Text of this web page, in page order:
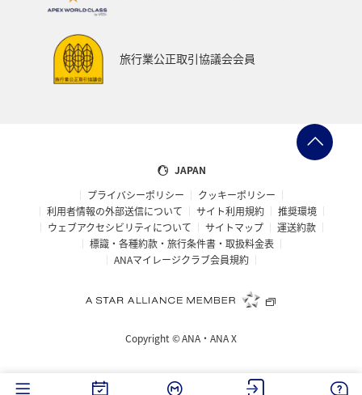
旅行業公正取引協議会会員
JAPAN
プライバシーポリシー
クッキーポリシー
利用者情報の外部送信について
サイト利用規約
推奨環境
ウェブアクセシビリティについて
サイトマップ
運送約款
標識・各種約款・旅行条件書・取扱料金表
ANAマイレージクラブ会員規約
Copyright ©ANA・ANA X